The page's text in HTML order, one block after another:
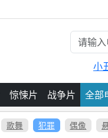
小
惊悚片 战争片 全部
歌舞 犯罪 偶像